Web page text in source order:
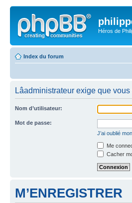
Héros de
Index du forum
Lâadministrateur exige que
Nom d’utilisateur:
Mot de passe:
J’ai oublié
Me
Cacher
M’ENREGISTRER